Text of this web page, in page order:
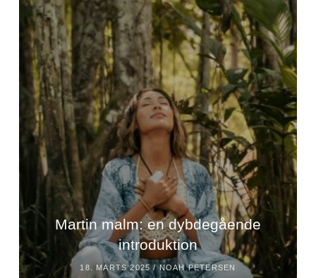
Martin malm: en dybdegående
introduktion
18. MARTS 2025 /NOAH PETERSEN